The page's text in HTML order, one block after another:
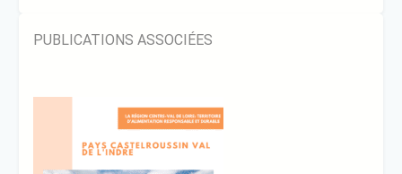
PUBLICATIONS ASSOCIÉES